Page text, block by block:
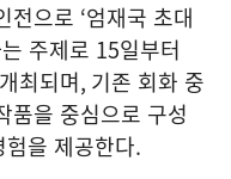
전으로 ‘엄재국 초대
주제로 15일부터
최되며, 기존 회화 중
품을 중심으로 구성
을 제공한다.